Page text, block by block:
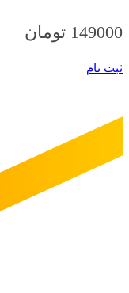
149000 تومان
ثبت نام